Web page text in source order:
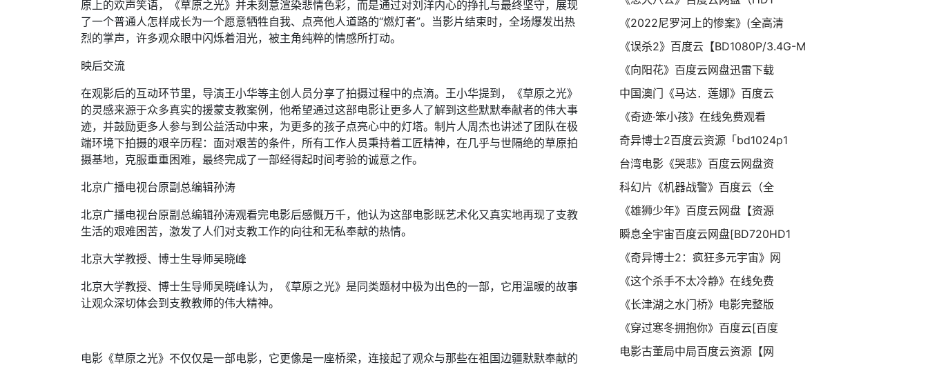
原上的欢声笑语，《草原之光》并未刻意渲染悲情色彩，而是通过对刘洋内心的挣扎与最终坚守，展现
了一个普通人怎样成长为一个愿意牺牲自我、点亮他人道路的“燃灯者”。当影片结束时，全场爆发出热
烈的掌声，许多观众眼中闪烁着泪光，被主角纯粹的情感所打动。
映后交流
在观影后的互动环节里，导演王小华等主创人员分享了拍摄过程中的点滴。王小华提到，《草原之光》
的灵感来源于众多真实的援蒙支教案例，他希望通过这部电影让更多人了解到这些默默奉献者的伟大事
迹，并鼓励更多人参与到公益活动中来，为更多的孩子点亮心中的灯塔。制片人周杰也讲述了团队在极
端环境下拍摄的艰辛历程：面对艰苦的条件，所有工作人员秉持着工匠精神，在几乎与世隔绝的草原拍
摄基地，克服重重困难，最终完成了一部经得起时间考验的诚意之作。
北京广播电视台原副总编辑孙涛
北京广播电视台原副总编辑孙涛观看完电影后感慨万千，他认为这部电影既艺术化又真实地再现了支教
生活的艰难困苦，激发了人们对支教工作的向往和无私奉献的热情。
北京大学教授、博士生导师吴晓峰
北京大学教授、博士生导师吴晓峰认为，《草原之光》是同类题材中极为出色的一部，它用温暖的故事
让观众深切体会到支教教师的伟大精神。
电影《草原之光》不仅仅是一部电影，它更像是一座桥梁，连接起了观众与那些在祖国边疆默默奉献的
《2022尼罗河上的惨案》(全高清
《误杀2》百度云【BD1080P/3.4G-M
《向阳花》百度云网盘迅雷下载
中国澳门《马达．莲娜》百度云
《奇迹·笨小孩》在线免费观看
奇异博士2百度云资源「bd1024p1
台湾电影《哭悲》百度云网盘资
科幻片《机器战警》百度云（全
《雄狮少年》百度云网盘【资源
瞬息全宇宙百度云网盘[BD720HD1
《奇异博士2：疯狂多元宇宙》网
《这个杀手不太冷静》在线免费
《长津湖之水门桥》电影完整版
《穿过寒冬拥抱你》百度云[百度
电影古董局中局百度云资源【网